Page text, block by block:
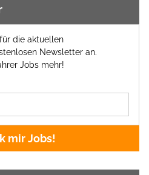
die aktuellen
Newsletter an.
Jobs mehr!
mir Jobs!